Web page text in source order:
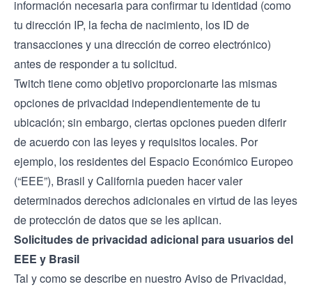
información necesaria para confirmar tu identidad (como
tu dirección IP, la fecha de nacimiento, los ID de
transacciones y una dirección de correo electrónico)
antes de responder a tu solicitud.
Twitch tiene como objetivo proporcionarte las mismas
opciones de privacidad independientemente de tu
ubicación; sin embargo, ciertas opciones pueden diferir
de acuerdo con las leyes y requisitos locales. Por
ejemplo, los residentes del Espacio Económico Europeo
(“EEE”), Brasil y California pueden hacer valer
determinados derechos adicionales en virtud de las leyes
de protección de datos que se les aplican.
Solicitudes de privacidad adicional para usuarios del
EEE y Brasil
Tal y como se describe en nuestro Aviso de Privacidad,